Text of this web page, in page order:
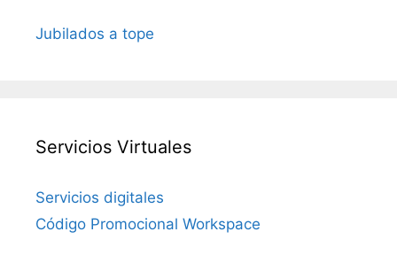
Jubilados a tope
Servicios Virtuales
Servicios digitales
Código Promocional Workspace